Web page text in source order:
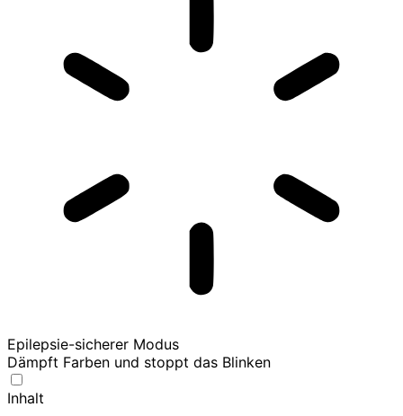
Epilepsie-sicherer Modus
Dämpft Farben und stoppt das Blinken
Inhalt